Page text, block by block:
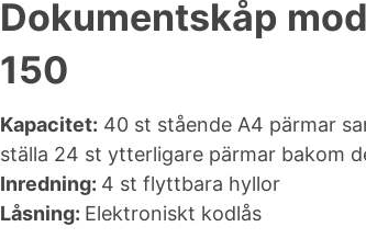
Dokumentskåp
150
Kapacitet: 40 st stående A4 pärmar
ställa 24 st ytterligare pärmar bakom
Inredning: 4 st flyttbara hyllor
Låsning: Elektroniskt kodlås